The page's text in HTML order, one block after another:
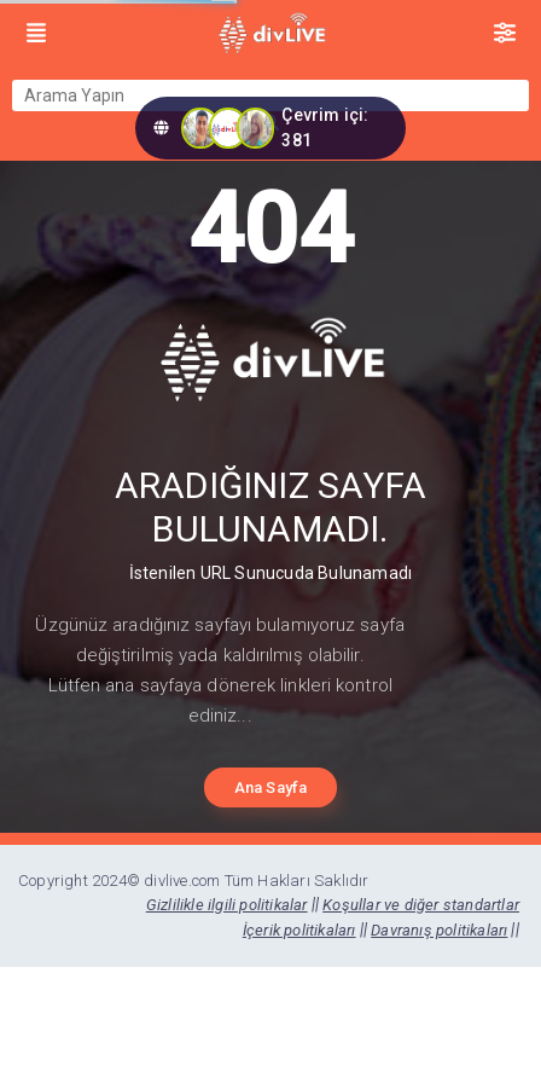
404
ARADIĞINIZ SAYFA
BULUNAMADI.
İstenilen URL Sunucuda Bulunamadı
Üzgünüz aradığınız sayfayı bulamıyoruz sayfa
değiştirilmiş yada kaldırılmış olabilir.
Lütfen ana sayfaya dönerek linkleri kontrol
ediniz...
Ana Sayfa
Copyright 2024© divlive.com Tüm Hakları Saklıdır
Koşullar ve diğer standartlar
Gizlilikle ilgili politikalar ||
Davranış politikaları ||
İçerik politikaları ||
Çevrim içi:
381